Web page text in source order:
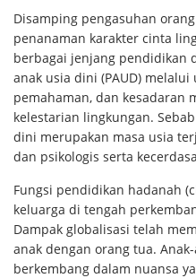
Disamping pengasuhan
penanaman karakter cinta
berbagai jenjang pendidikan
anak usia dini (PAUD)
pemahaman, dan kesadaran
kelestarian lingkungan.
dini merupakan masa usia
dan psikologis serta
Fungsi pendidikan hadanah
keluarga di tengah
Dampak globalisasi telah
anak dengan orang tua.
berkembang dalam nuansa